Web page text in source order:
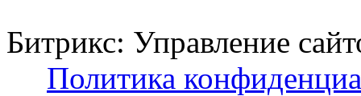
Битрикс: Управление
Политика